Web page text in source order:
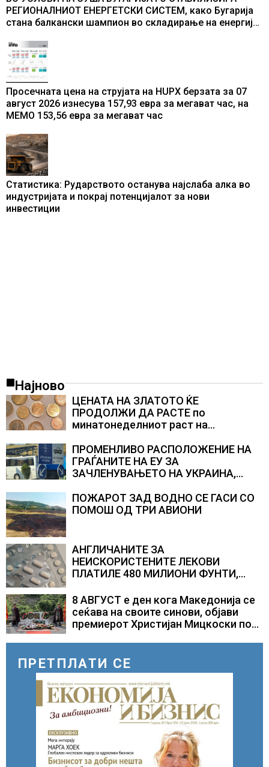
РЕГИОНАЛНИОТ ЕНЕРГЕТСКИ СИСТЕМ, како Бугарија
стана балкански шампион во складирање на енергија
Просечната цена на струјата на HUPX берзата за 07
август 2026 изнесува 157,93 евра за мегават час, на
МЕМО 153,56 евра за мегават час
Статистика: Рударството останува најслаба алка во
индустријата и покрај потенцијалот за нови
инвестиции
Најново
ЦЕНАТА НА ЗЛАТОТО ЌЕ
ПРОДОЛЖИ ДА РАСТЕ по
минатонеделниот раст на
ПРОМЕНЛИВО РАСПОЛОЖЕНИЕ НА
ГРАЃАНИТЕ НА ЕУ ЗА
ЗАЧЛЕНУВАЊЕТО НА УКРАИНА,
Полска, Франција и Германија
ПОЖАРОТ ЗАД ВОДНО СЕ ГАСИ СО
ПОМОШ ОД ТРИ АВИОНИ
АНГЛИЧАНИТЕ ЗА
НЕИСКОРИСТЕНИТЕ ЛЕКОВИ
ПЛАТИЛЕ 480 МИЛИОНИ ФУНТИ,
само лекови што навистина им се
потребни
8 АВГУСТ е ден кога Македонија се
сеќава на своите синови, објави
премиерот Христијан Мицкоски по
прилепски бранители
ПРЕТПЛАТИ СЕ